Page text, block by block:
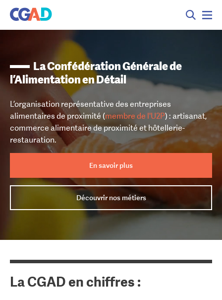
La Confédération Générale de
l’Alimentation en Détail
L’organisation représentative des entreprises
alimentaires de proximité (membre de l'U2P) : artisanat,
commerce alimentaire de proximité et hôtellerie-
restauration.
En savoir plus
Découvrir nos métiers
La CGAD en chiffres :